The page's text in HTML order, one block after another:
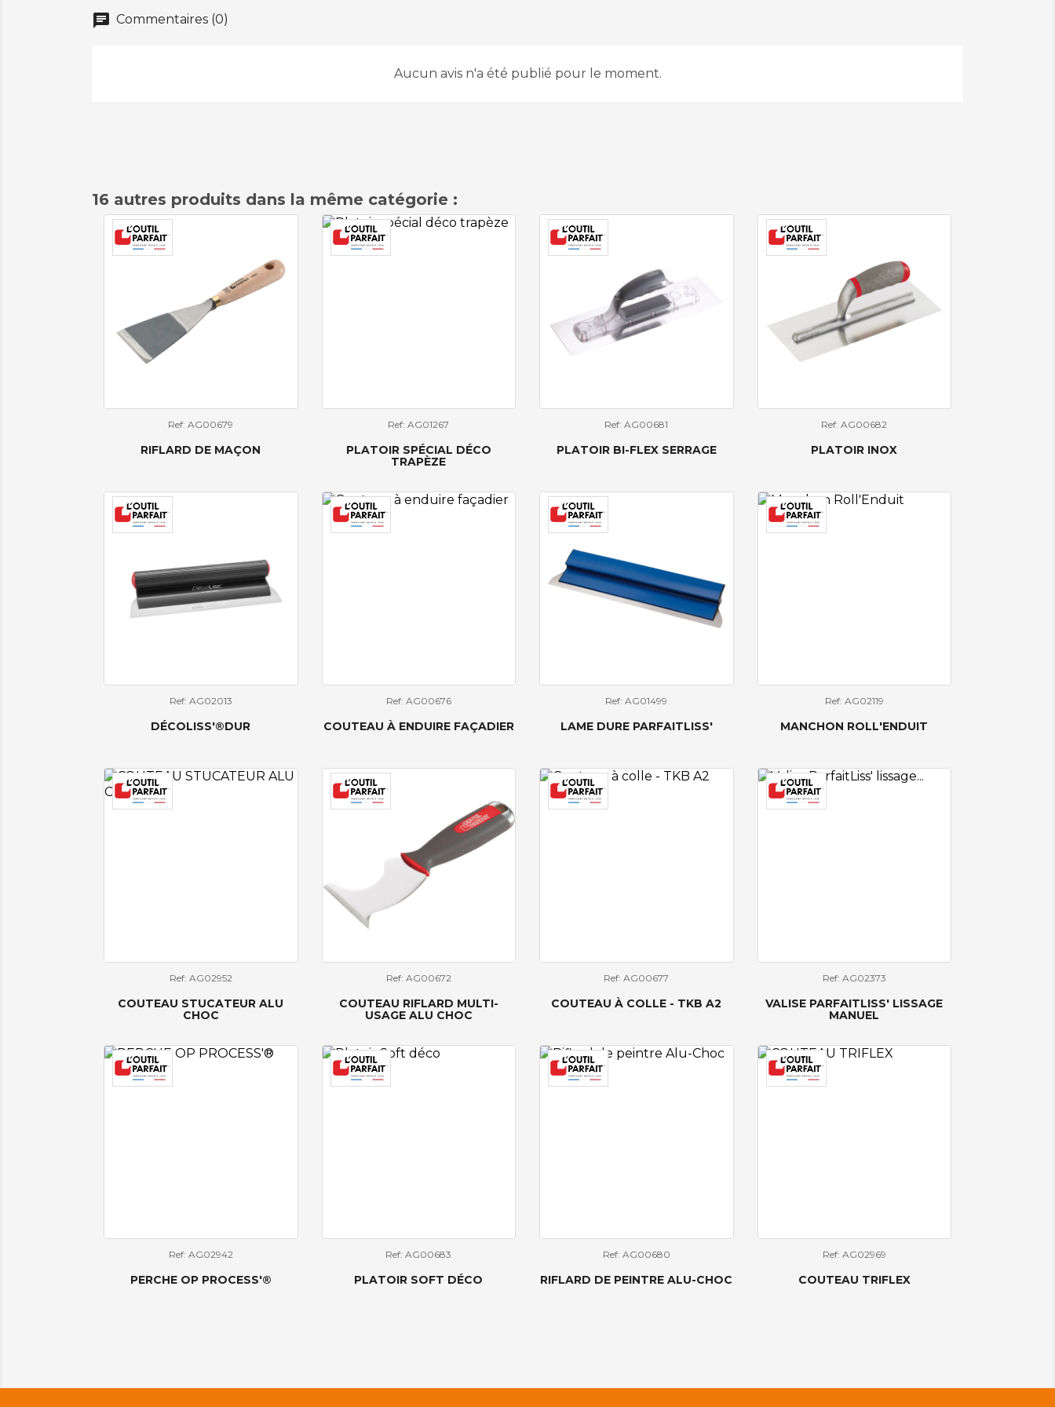
chat Commentaires (0)
Aucun avis n'a été publié pour le moment.
16 autres produits dans la même catégorie :
Ref: AG00679
RIFLARD DE MAÇON
Ref: AG01267
PLATOIR SPÉCIAL DÉCO
TRAPÈZE
Ref: AG00681
PLATOIR BI-FLEX SERRAGE
Ref: AG00682
PLATOIR INOX
Ref: AG02013
DÉCOLISS'®DUR
Ref: AG00676
COUTEAU À ENDUIRE FAÇADIER
Ref: AG01499
LAME DURE PARFAITLISS'
Ref: AG02119
MANCHON ROLL'ENDUIT
Ref: AG02952
COUTEAU STUCATEUR ALU
CHOC
Ref: AG00672
COUTEAU RIFLARD MULTI-
USAGE ALU CHOC
Ref: AG00677
COUTEAU À COLLE - TKB A2
Ref: AG02373
VALISE PARFAITLISS' LISSAGE
MANUEL
Ref: AG02942
PERCHE OP PROCESS'®
Ref: AG00683
PLATOIR SOFT DÉCO
Ref: AG00680
RIFLARD DE PEINTRE ALU-CHOC
Ref: AG02969
COUTEAU TRIFLEX